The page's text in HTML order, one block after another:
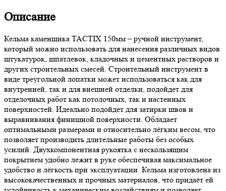
Описание
Кельма каменщика TACTIX 150мм – ручной инструмент,
который можно использовать для нанесения различных видов
штукатурок, шпатлевок, кладочных и цементных растворов и
других строительных смесей. Строительный инструмент в
виде треугольной лопатки может использоваться как для
внутренней, так и для внешней отделки, подойдет для
отделочных работ как потолочных, так и настенных
поверхностей. Идеально подойдет для затирки швов и
выравнивания финишной поверхности. Обладает
оптимальными размерами и относительно лёгким весом, что
позволяет производить длительные работы без особых
усилий. Двухкомпонентная рукоятка с нескользящим
покрытием удобно лежит в руке обеспечивая максимальное
удобство и лёгкость при эксплуатации. Кельма изготовлена из
высококачественных и прочных материалов, что придаёт ей